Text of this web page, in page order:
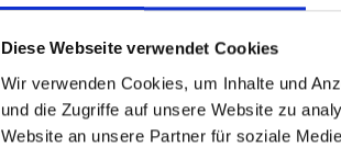
Diese Webseite verwendet Cookies
Wir verwenden Cookies, um Inhalte und
und die Zugriffe auf unsere Website zu
Website an unsere Partner für soziale